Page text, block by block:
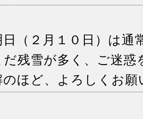
日（２月１０日）は通
だ残雪が多く、ご迷
のほど、よろしくお願